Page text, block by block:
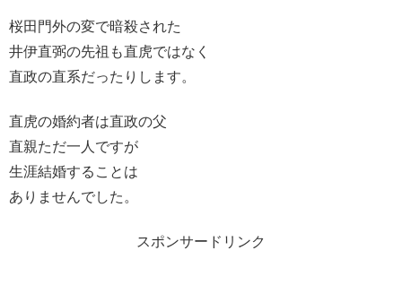
桜田門外の変で暗殺された
井伊直弼の先祖も直虎ではなく
直政の直系だったりします。
直虎の婚約者は直政の父
直親ただ一人ですが
生涯結婚することは
ありませんでした。
スポンサードリンク